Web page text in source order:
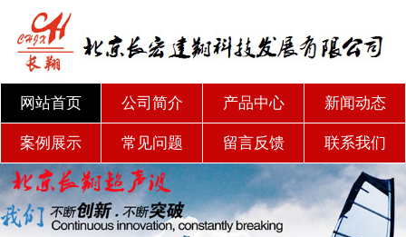
网站首页 公司简介 产品中心 新闻动态
案例展示 常见问题 留言反馈 联系我们